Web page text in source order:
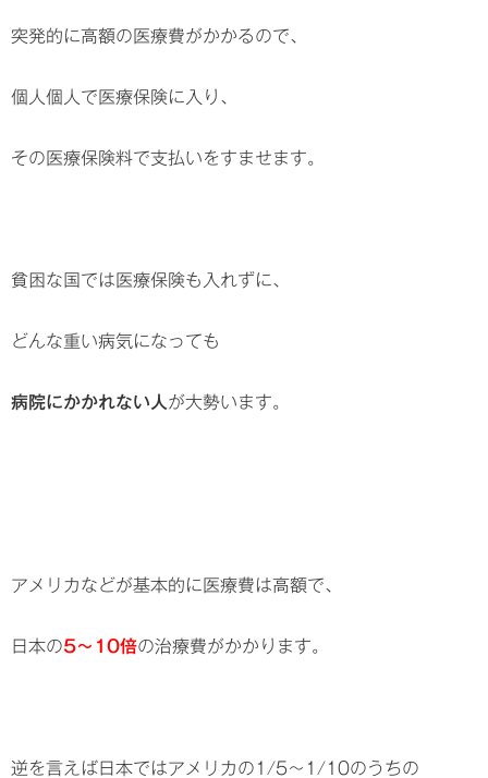
突発的に高額の医療費がかかるので、
個人個人で医療保険に入り、
その医療保険料で支払いをすませます。
貧困な国では医療保険も入れずに、
どんな重い病気になっても
病院にかかれない人 が大勢います。
アメリカなどが基本的に医療費は高額で、
日本の5～10倍の治療費がかかります。
逆を言えば日本ではアメリカの1/5～1/10のうちの